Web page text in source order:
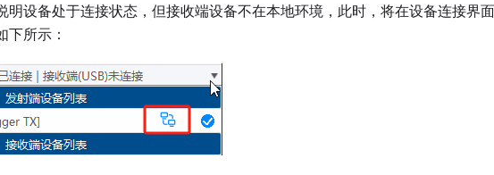
明设备处于连接状态，但接收端设备不在本地环境，此时，将在设备连接界
下所示：